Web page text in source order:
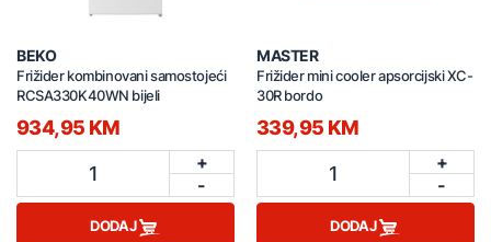
BEKO
Frižider kombinovani samostojeći
RCSA330K40WN bijeli
934,95 KM
1
+
-
DODAJ
MASTER
Frižider mini cooler apsorcijski XC-
30R bordo
339,95 KM
1
+
-
DODAJ